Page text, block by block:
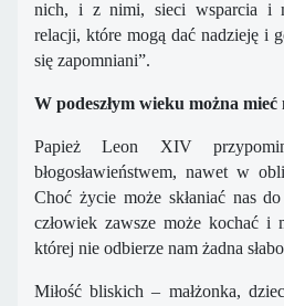
nich, i z nimi, sieci wsparcia i
relacji, które mogą dać nadzieję i
się zapomniani”.
W podeszłym wieku można mieć
Papież Leon XIV
błogosławieństwem, nawet w
Choć życie może skłaniać nas
człowiek zawsze może kochać
której nie odbierze nam żadna
Miłość bliskich – małżonka,